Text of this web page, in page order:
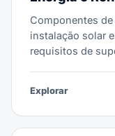
Componentes
instalação solar
requisitos de
Explorar